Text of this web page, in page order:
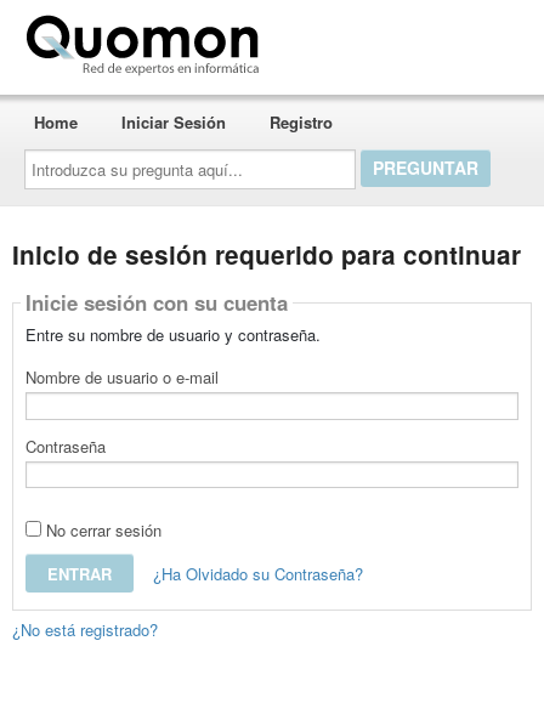
Introduzca
su
pregunta
aquí...
Home Iniciar Sesión Registro
Inicio de sesión requerido para continuar
Inicie sesión con su cuenta
Entre su nombre de usuario y contraseña.
Nombre de usuario o e-mail
Contraseña
No cerrar sesión
¿Ha Olvidado su Contraseña?
¿No está registrado?